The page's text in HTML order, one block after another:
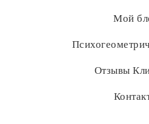
Мой
Отзывы